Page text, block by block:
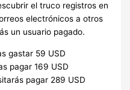
el truco registros en
electrónicos a otros
un usuario pagado.
gastar 59 USD
pagar 169 USD
pagar 289 USD